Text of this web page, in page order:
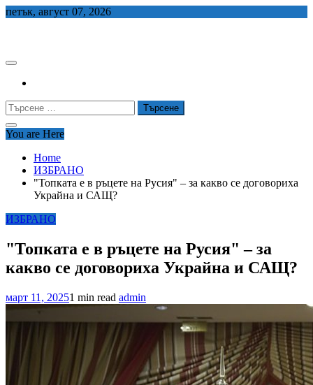
Skip
петък, август 07, 2026
Търсене
за:
You are Here
Home
ИЗБРАНО
"Топката е в ръцете на Русия" – за какво се договориха
Украйна и САЩ?
ИЗБРАНО
"Топката е в ръцете на Русия" – за
какво се договориха Украйна и САЩ?
март 11, 20251 min read admin